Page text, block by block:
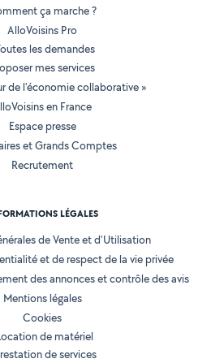
ça marche ?
AlloVoisins Pro
les demandes
mes services
de l'économie collaborative »
en France
Espace presse
et Grands Comptes
Recrutement
LÉGALES
de Vente et d'Utilisation
et de respect de la vie privée
des annonces et contrôle des avis
Mentions légales
Cookies
de matériel
de services